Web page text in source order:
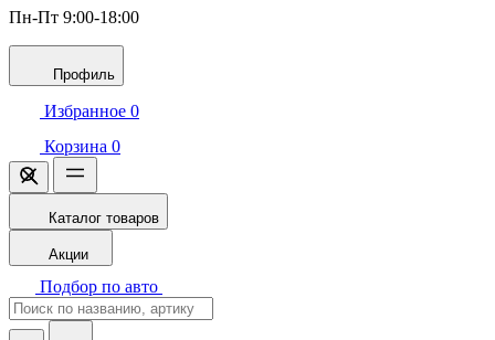
Пн-Пт 9:00-18:00
Профиль
Избранное 0
Корзина 0
Каталог товаров
Акции
Подбор по авто